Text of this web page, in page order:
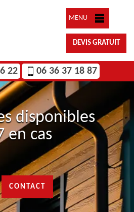
MENU
DEVIS GRATUIT
22 06 36 37 18 87
disponibles
en cas
CONTACT